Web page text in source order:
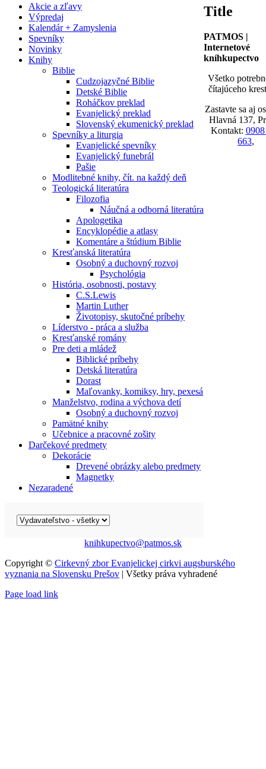
Akcie a zľavy
Výpredaj
Kalendár + Zamyslenia
Spevníky
Novinky
Knihy
Biblie
Cudzojazyčné Biblie
Detské Biblie
Roháčkov preklad
Evanjelický preklad
Slovenský ekumenický preklad
Spevníky a liturgia
Evanjelické spevníky
Evanjelický funebrál
Pašie
Modlitebné knihy, čít. na každý deň
Teologická literatúra
Filozofia
Náučná a odborná literatúra
Apologetika
Encyklopédie a atlasy
Komentáre a štúdium Biblie
Kresťanská literatúra
Osobný a duchovný rozvoj
Psychológia
História, osobnosti, postavy
C.S.Lewis
Martin Luther
Životopisy, skutočné príbehy
Líderstvo - práca a služba
Kresťanské romány
Pre deti a mládež
Biblické príbehy
Detská literatúra
Dorast
Maľovanky, komiksy, hry, pexesá
Manželstvo, rodina a výchova detí
Osobný a duchovný rozvoj
Pamätné knihy
Učebnice a pracovné zošity
Darčekové predmety
Dekorácie
Drevené obrázky alebo predmety
Magnetky
Nezaradené
produktu
Title
PATMOS |
Internetové
kníhkupectvo
Všetko
čítajúceho
Zastavte sa aj
Hlavná 137,
Kontakt:
663,
knihkupectvo@patmos.sk
Copyright © Cirkevný zbor Evanjelickej cirkvi augsburského
vyznania na Slovensku Prešov | Všetky práva vyhradené
Page load link